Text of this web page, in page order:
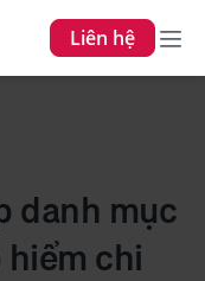
Liên hệ
danh mục
hiểm chi